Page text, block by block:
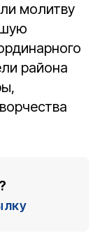
молитву
района